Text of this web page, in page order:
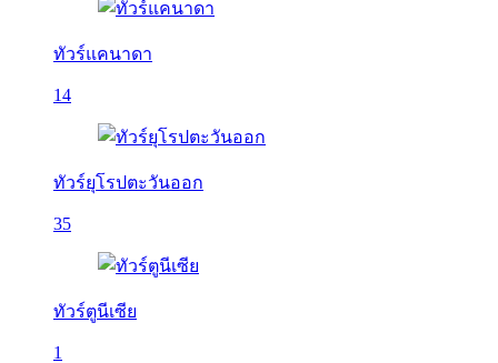
ทัวร์แคนาดา
14
ทัวร์ยุโรปตะวันออก
35
ทัวร์ตูนีเซีย
1